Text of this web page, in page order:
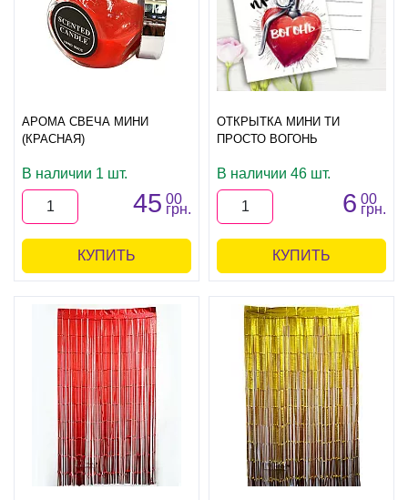
АРОМА СВЕЧА МИНИ
(КРАСНАЯ)
В наличии 1 шт.
45 00
грн.
КУПИТЬ
ОТКРЫТКА МИНИ ТИ
ПРОСТО ВОГОНЬ
В наличии 46 шт.
6 00
грн.
КУПИТЬ